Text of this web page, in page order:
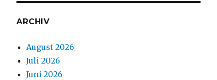
ARCHIV
August 2026
Juli 2026
Juni 2026